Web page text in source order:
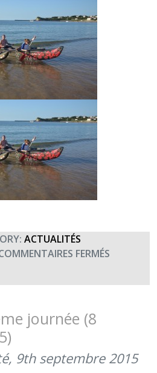
ACTUALITÉS
FERMÉS
SMB
journée (8
9th septembre 2015